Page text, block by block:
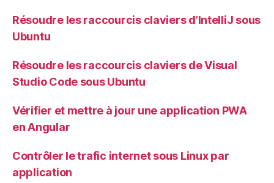
Résoudre les raccourcis claviers d’IntelliJ sous
Ubuntu
Résoudre les raccourcis claviers de Visual
Studio Code sous Ubuntu
Vérifier et mettre à jour une application PWA
en Angular
Contrôler le trafic internet sous Linux par
application